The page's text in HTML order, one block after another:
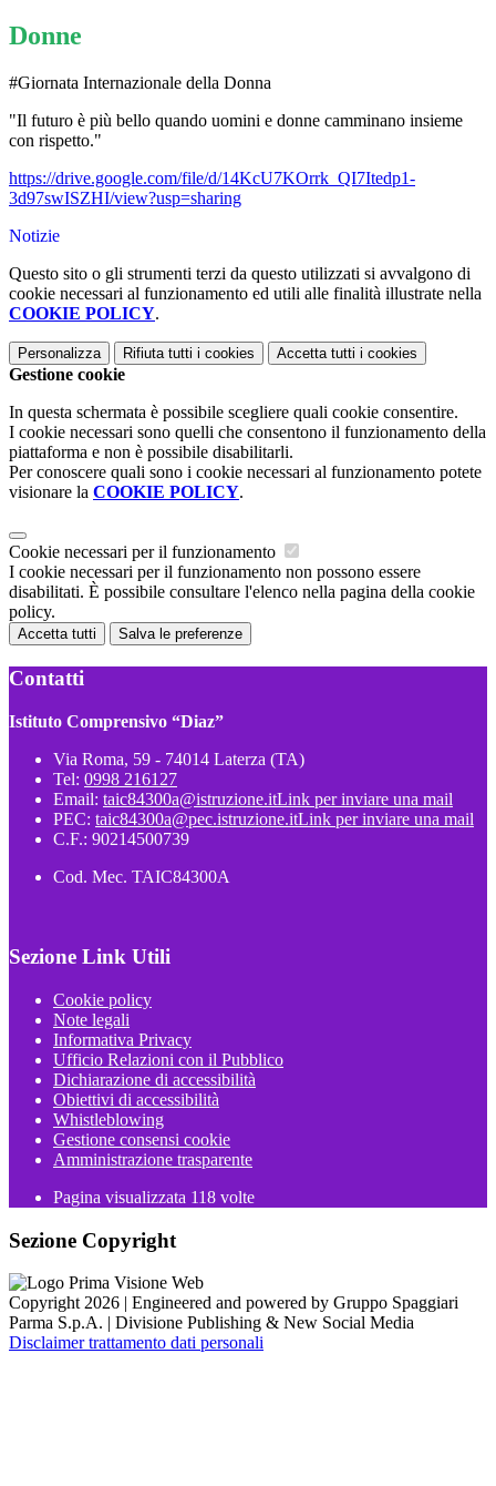
Donne
#Giornata Internazionale della Donna
"Il futuro è più bello quando uomini e donne camminano insieme
con rispetto."
https://drive.google.com/file/d/14KcU7KOrrk_QI7Itedp1-
3d97swISZHI/view?usp=sharing
Notizie
Questo sito o gli strumenti terzi da questo utilizzati si avvalgono di
cookie necessari al funzionamento ed utili alle finalità illustrate nella
COOKIE POLICY.
Personalizza Rifiuta tutti i cookies Accetta tutti i cookies
Gestione cookie
In questa schermata è possibile scegliere quali cookie consentire.
I cookie necessari sono quelli che consentono il funzionamento della
piattaforma e non è possibile disabilitarli.
Per conoscere quali sono i cookie necessari al funzionamento potete
visionare la COOKIE POLICY.
Cookie necessari per il funzionamento
I cookie necessari per il funzionamento non possono essere
disabilitati. È possibile consultare l'elenco nella pagina della cookie
policy.
Accetta tutti Salva le preferenze
Contatti
Istituto Comprensivo “Diaz”
Via Roma, 59 - 74014 Laterza (TA)
Tel: 0998 216127
Email: taic84300a@istruzione.itLink per inviare una mail
PEC: taic84300a@pec.istruzione.itLink per inviare una mail
C.F.: 90214500739
Cod. Mec. TAIC84300A
Sezione Link Utili
Cookie policy
Note legali
Informativa Privacy
Ufficio Relazioni con il Pubblico
Dichiarazione di accessibilità
Obiettivi di accessibilità
Whistleblowing
Gestione consensi cookie
Amministrazione trasparente
Pagina visualizzata 118 volte
Sezione Copyright
Copyright 2026 | Engineered and powered by Gruppo Spaggiari
Parma S.p.A. | Divisione Publishing & New Social Media
Disclaimer trattamento dati personali